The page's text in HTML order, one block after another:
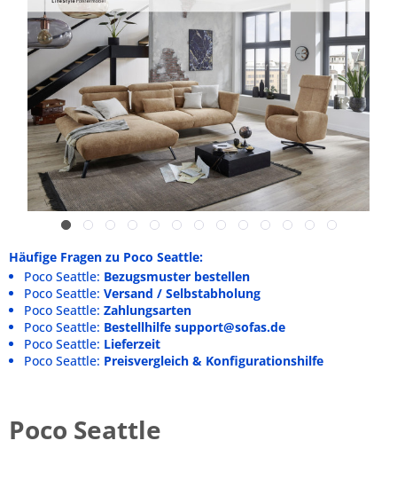
Häufige Fragen zu Poco Seattle:
Poco Seattle: Bezugsmuster bestellen
Poco Seattle: Versand / Selbstabholung
Poco Seattle: Zahlungsarten
Poco Seattle: Bestellhilfe support@sofas.de
Poco Seattle: Lieferzeit
Poco Seattle: Preisvergleich & Konfigurationshilfe
Poco Seattle